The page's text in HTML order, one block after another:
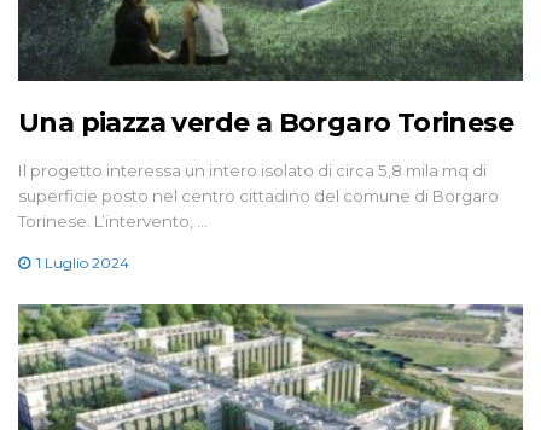
Una piazza verde a Borgaro Torinese
Il progetto interessa un intero isolato di circa 5,8 mila mq di
superficie posto nel centro cittadino del comune di Borgaro
Torinese. L’intervento, …
1 Luglio 2024